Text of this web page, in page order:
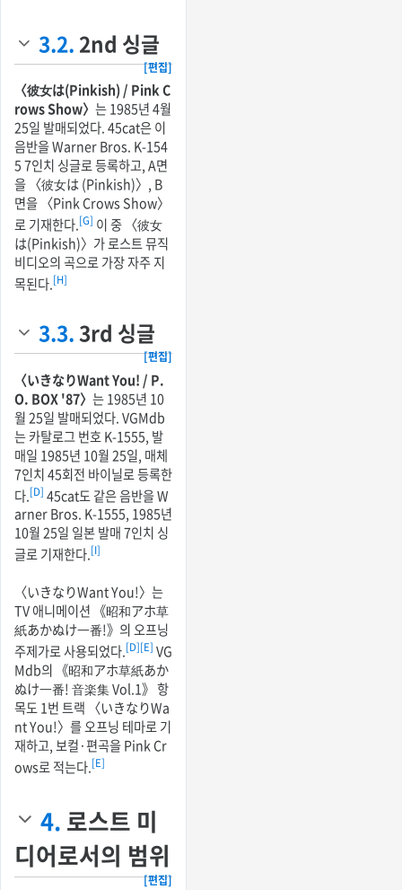
3.2. 2nd 싱글
[편집]
〈彼女は(Pinkish) / Pink C
rows Show〉 는 1985년 4월
25일 발매되었다. 45cat은 이
음반을 Warner Bros. K-154
5 7인치 싱글로 등록하고, A면
을 〈彼女は (Pinkish)〉, B
면을 〈Pink Crows Show〉
로 기재한다.[G] 이 중 〈彼女
は(Pinkish)〉가 로스트 뮤직
비디오의 곡으로 가장 자주 지
목된다.[H]
3.3.3rd 싱글
[편집]
〈いきなりWant You! / P.
O. BOX '87〉 는 1985년 10
월 25일 발매되었다. VGMdb
는 카탈로그 번호 K-1555, 발
매일 1985년 10월 25일, 매체
7인치 45회전 바이닐로 등록한
다.[D] 45cat도 같은 음반을 W
arner Bros. K-1555, 1985년
10월 25일 일본 발매 7인치 싱
글로 기재한다.[I]
〈いきなりWant You!〉는
TV 애니메이션 《昭和アホ草
紙あかぬけ一番!》의 오프닝
주제가로 사용되었다.[D][E] VG
Mdb의 《昭和アホ草紙あか
ぬけ一番! 音楽集 Vol.1》 항
목도 1번 트랙 〈いきなりWa
nt You!〉를 오프닝 테마로 기
재하고, 보컬·편곡을 Pink Cr
ows로 적는다.[E]
4. 로스트 미
디어로서의 범위
[편집]